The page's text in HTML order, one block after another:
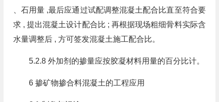
、石用量 ,最后应通过试配调整混凝土配合比直至符合要
求 , 提出混凝土设计配合比 ; 再根据现场粗细骨料实际含
水量调整后 , 方可签发混凝土施工配合比。
5.2.8 外加剂的掺量应按胶凝材料用量的百分比计。
6 掺矿物掺合料混凝土的工程应用